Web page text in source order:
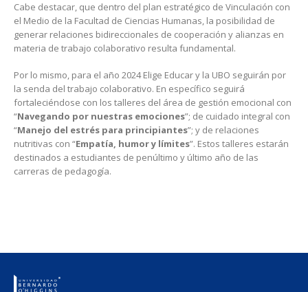
Cabe destacar, que dentro del plan estratégico de Vinculación con
el Medio de la Facultad de Ciencias Humanas, la posibilidad de
generar relaciones bidireccionales de cooperación y alianzas en
materia de trabajo colaborativo resulta fundamental.
Por lo mismo, para el año 2024 Elige Educar y la UBO seguirán por
la senda del trabajo colaborativo. En específico seguirá
fortaleciéndose con los talleres del área de gestión emocional con
“Navegando por nuestras emociones”; de cuidado integral con
“Manejo del estrés para principiantes”; y de relaciones
nutritivas con “Empatía, humor y límites”. Estos talleres estarán
destinados a estudiantes de penúltimo y último año de las
carreras de pedagogía.